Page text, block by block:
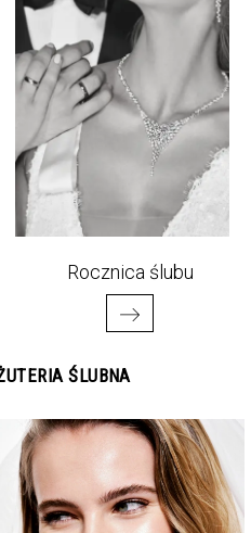
Rocznica ślubu
ŚLUBNA